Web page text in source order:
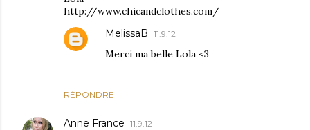
http://www.chicandclothes.com/
RÉPONDRE
MelissaB 11.9.12
Merci ma belle Lola <3
Anne France 11.9.12